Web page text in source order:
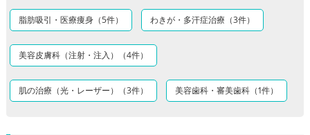
脂肪吸引・医療痩身（5件） わきが・多汗症治療（3件）
美容皮膚科（注射・注入）（4件）
肌の治療（光・レーザー）（3件） 美容歯科・審美歯科（1件）